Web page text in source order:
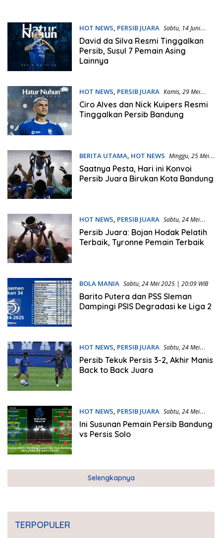
HOT NEWS, PERSIB JUARA Sabtu, 14 Juni
2025 | 00:25 WIB
David da Silva Resmi Tinggalkan
Persib, Susul 7 Pemain Asing
Lainnya
HOT NEWS, PERSIB JUARA Kamis, 29 Mei
2025 | 19:21 WIB
Ciro Alves dan Nick Kuipers Resmi
Tinggalkan Persib Bandung
BERITA UTAMA, HOT NEWS Minggu, 25 Mei
2025 | 06:45 WIB
Saatnya Pesta, Hari ini Konvoi
Persib Juara Birukan Kota Bandung
HOT NEWS, PERSIB JUARA Sabtu, 24 Mei
2025 | 21:32 WIB
Persib Juara: Bojan Hodak Pelatih
Terbaik, Tyronne Pemain Terbaik
BOLA MANIA Sabtu, 24 Mei 2025 | 20:09 WIB
Barito Putera dan PSS Sleman
Dampingi PSIS Degradasi ke Liga 2
HOT NEWS, PERSIB JUARA Sabtu, 24 Mei
2025 | 18:36 WIB
Persib Tekuk Persis 3-2, Akhir Manis
Back to Back Juara
HOT NEWS, PERSIB JUARA Sabtu, 24 Mei
2025 | 15:01 WIB
Ini Susunan Pemain Persib Bandung
vs Persis Solo
Selengkapnya
TERPOPULER